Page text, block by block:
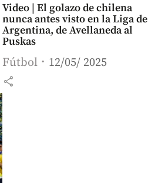
Video | El golazo de chilena
nunca antes visto en la Liga de
Argentina, de Avellaneda al
Puskas
Fútbol 12/05/ 2025
share